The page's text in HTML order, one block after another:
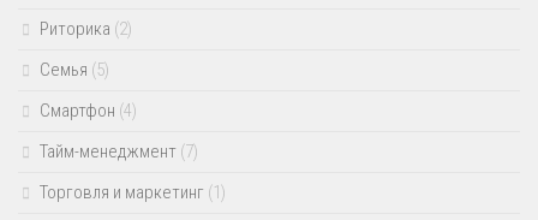
Риторика (2)
Семья (5)
Смартфон (4)
Тайм-менеджмент (7)
Торговля и маркетинг (1)